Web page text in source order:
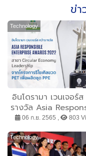
ข่
Technology
อินโดรามา เวนเจอร์
รางวัล Asia
Enterprise Awards
06 ก.ย. 2565 , 803
Technology